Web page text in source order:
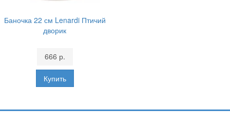
Баночка 22 см Lenardi Птичий
дворик
666 р.